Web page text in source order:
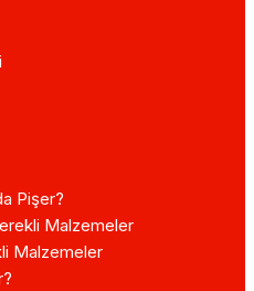
Pişer?
Malzemeler
Malzemeler